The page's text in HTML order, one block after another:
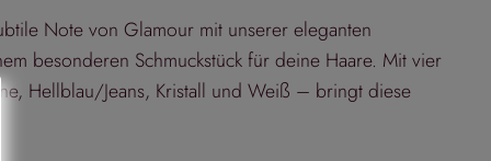
Note von Glamour mit unserer eleganten
besonderen Schmuckstück für deine Haare. Mit vier
Hellblau/Jeans, Kristall und Weiß – bringt diese